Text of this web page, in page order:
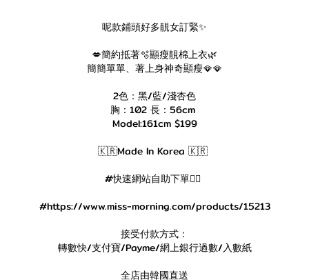
呢款鋪頭好多靚女訂緊✨
💋簡約抵著🫧顯瘦靚棉上衣🌿
簡簡單單、著上身神奇顯瘦🪭🪭
2色：黑/藍/淺杏色
胸：102 長：56cm
Model:161cm $199
🇰🇷Made In Korea 🇰🇷
#快速網站自助下單👇🏻
#https://www.miss-morning.com/products/15213
接受付款方式：
轉數快/支付寶/Payme/網上銀行過數/入數紙
全店由韓國直送